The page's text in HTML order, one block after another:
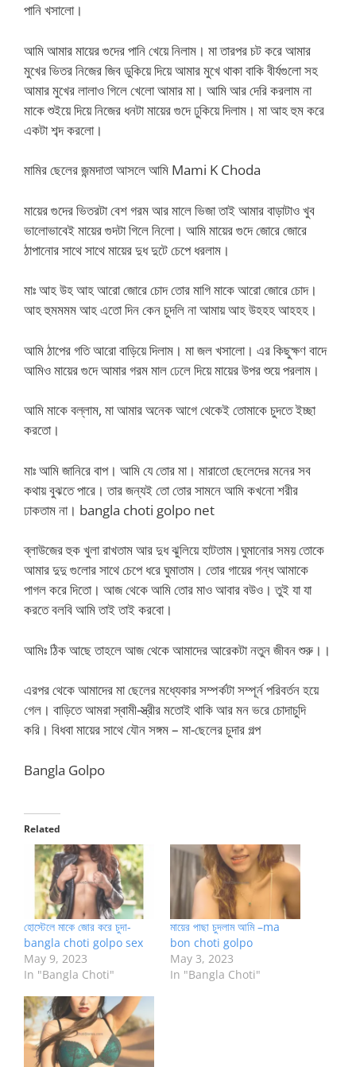
পানি খসালো।
আমি আমার মায়ের গুদের পানি খেয়ে নিলাম। মা তারপর চট করে আমার
মুখের ভিতর নিজের জিব ডুকিয়ে দিয়ে আমার মুখে থাকা বাকি বীর্যগুলো সহ
আমার মুখের লালাও গিলে খেলো আমার মা। আমি আর দেরি করলাম না
মাকে শুইয়ে দিয়ে নিজের ধনটা মায়ের গুদে ঢুকিয়ে দিলাম। মা আহ হুম করে
একটা শব্দ করলো।
মামির ছেলের জন্মদাতা আসলে আমি Mami K Choda
মায়ের গুদের ভিতরটা বেশ গরম আর মালে ভিজা তাই আমার বাড়াটাও খুব
ভালোভাবেই মায়ের গুদটা গিলে নিলো। আমি মায়ের গুদে জোরে জোরে
ঠাপানোর সাথে সাথে মায়ের দুধ দুটে চেপে ধরলাম।
মাঃ আহ উহ আহ আরো জোরে চোদ তোর মাগি মাকে আরো জোরে চোদ।
আহ হুমমমম আহ এতো দিন কেন চুদলি না আমায় আহ উহহহ আহহহ।
আমি ঠাপের গতি আরো বাড়িয়ে দিলাম। মা জল খসালো। এর কিছুক্ষণ বাদে
আমিও মায়ের গুদে আমার গরম মাল ঢেলে দিয়ে মায়ের উপর শুয়ে পরলাম।
আমি মাকে বল্লাম, মা আমার অনেক আগে থেকেই তোমাকে চুদতে ইচ্ছা
করতো।
মাঃ আমি জানিরে বাপ। আমি যে তোর মা। মারাতো ছেলেদের মনের সব
কথায় বুঝতে পারে। তার জন্যই তো তোর সামনে আমি কখনো শরীর
ঢাকতাম না। bangla choti golpo net
ব্লাউজের হুক খুলা রাখতাম আর দুধ ঝুলিয়ে হাটতাম।ঘুমানোর সময় তোকে
আমার দুদু গুলোর সাথে চেপে ধরে ঘুমাতাম। তোর গায়ের গন্ধ আমাকে
পাগল করে দিতো। আজ থেকে আমি তোর মাও আবার বউও। তুই যা যা
করতে বলবি আমি তাই তাই করবো।
আমিঃ ঠিক আছে তাহলে আজ থেকে আমাদের আরেকটা নতুন জীবন শুরু।।
এরপর থেকে আমাদের মা ছেলের মধ্যেকার সম্পর্কটা সম্পূর্ন পরিবর্তন হয়ে
গেল। বাড়িতে আমরা স্বামী-স্ত্রীর মতোই থাকি আর মন ভরে চোদাচুদি
করি। বিধবা মায়ের সাথে যৌন সঙ্গম – মা-ছেলের চুদার গল্প
Bangla Golpo
Related
হোস্টেলে মাকে জোর করে চুদা-
bangla choti golpo sex
May 9, 2023
In "Bangla Choti"
মায়ের পাছা চুদলাম আমি –ma
bon choti golpo
May 3, 2023
In "Bangla Choti"